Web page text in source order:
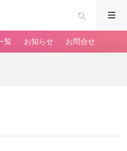
覧 お知らせ お問合せ